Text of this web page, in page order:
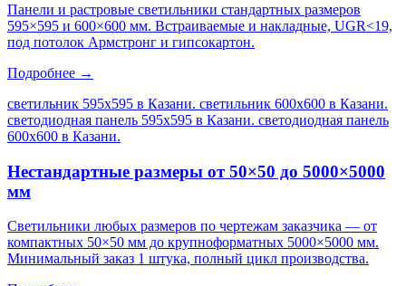
Панели и растровые светильники стандартных размеров
595×595 и 600×600 мм. Встраиваемые и накладные, UGR<19,
под потолок Армстронг и гипсокартон.
Подробнее →
светильник 595х595 в Казани. светильник 600х600 в Казани.
светодиодная панель 595х595 в Казани. светодиодная панель
600х600 в Казани.
Нестандартные размеры от 50×50 до 5000×5000
мм
Светильники любых размеров по чертежам заказчика — от
компактных 50×50 мм до крупноформатных 5000×5000 мм.
Минимальный заказ 1 штука, полный цикл производства.